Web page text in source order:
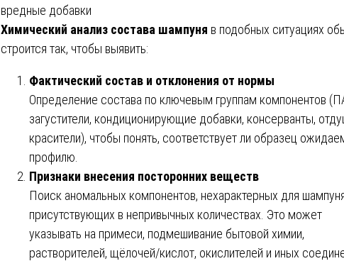
вредные добавки
Химический анализ состава шампуня в подобных ситуациях
строится так, чтобы выявить:
Фактический состав и отклонения от нормы
Определение состава по ключевым группам компонентов
загустители, кондиционирующие добавки, консерванты,
красители), чтобы понять, соответствует ли образец
профилю.
Признаки внесения посторонних веществ
Поиск аномальных компонентов, нехарактерных для
присутствующих в непривычных количествах. Это может
указывать на примеси, подмешивание бытовой химии,
растворителей, щёлочей/кислот, окислителей и иных